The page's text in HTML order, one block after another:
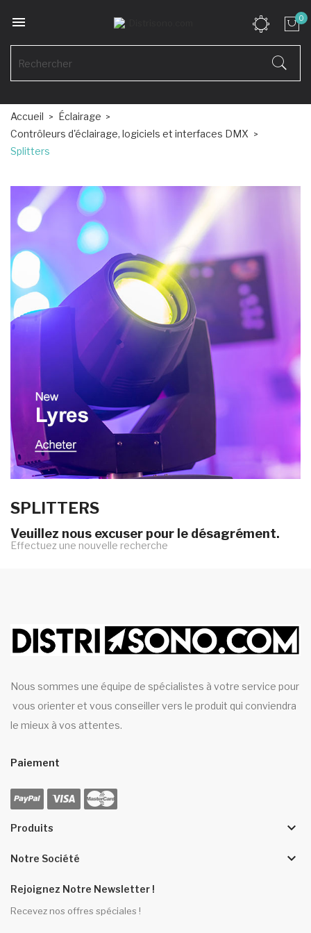
 0
Accueil
Éclairage
Contrôleurs d'éclairage, logiciels et interfaces DMX
Splitters
SPLITTERS
Veuillez nous excuser pour le désagrément.
Effectuez une nouvelle recherche
Nous sommes une équipe de spécialistes à votre service pour
vous orienter et vous conseiller vers le produit qui conviendra
le mieux à vos attentes.
Paiement
Produits keyboard_arrow_down
Notre Société keyboard_arrow_down
Rejoignez Notre Newsletter !
Recevez nos offres spéciales !